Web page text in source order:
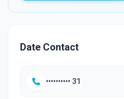
Date Contact
•••••••••• 31